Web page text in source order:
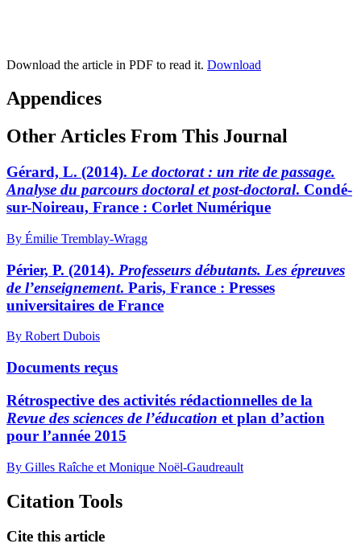
Download the article in PDF to read it. Download
Appendices
Other Articles From This Journal
Gérard, L. (2014). Le doctorat : un rite de passage.
Analyse du parcours doctoral et post-doctoral. Condé-
sur-Noireau, France : Corlet Numérique
By Émilie Tremblay-Wragg
Périer, P. (2014). Professeurs débutants. Les épreuves
de l’enseignement. Paris, France : Presses
universitaires de France
By Robert Dubois
Documents reçus
Rétrospective des activités rédactionnelles de la
Revue des sciences de l’éducation et plan d’action
pour l’année 2015
By Gilles Raîche et Monique Noël-Gaudreault
Citation Tools
Cite this article